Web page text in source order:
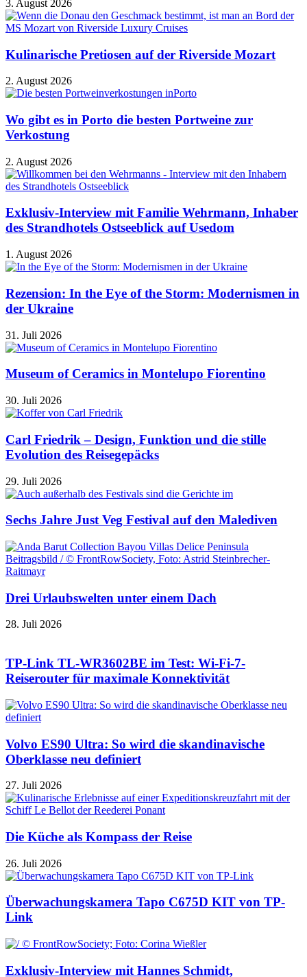
3. August 2026
Kulinarische Pretiosen auf der Riverside Mozart
2. August 2026
Wo gibt es in Porto die besten Portweine zur
Verkostung
2. August 2026
Exklusiv-Interview mit Familie Wehrmann, Inhaber
des Strandhotels Ostseeblick auf Usedom
1. August 2026
Rezension: In the Eye of the Storm: Modernismen in
der Ukraine
31. Juli 2026
Museum of Ceramics in Montelupo Fiorentino
30. Juli 2026
Carl Friedrik – Design, Funktion und die stille
Evolution des Reisegepäcks
29. Juli 2026
Sechs Jahre Just Veg Festival auf den Malediven
Drei Urlaubswelten unter einem Dach
28. Juli 2026
TP-Link TL-WR3602BE im Test: Wi-Fi-7-
Reiserouter für maximale Konnektivität
Volvo ES90 Ultra: So wird die skandinavische
Oberklasse neu definiert
27. Juli 2026
Die Küche als Kompass der Reise
26. Juli 2026
Überwachungskamera Tapo C675D KIT von TP-
Link
Exklusiv-Interview mit Hannes Schmidt,